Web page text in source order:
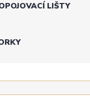
LIŠTY